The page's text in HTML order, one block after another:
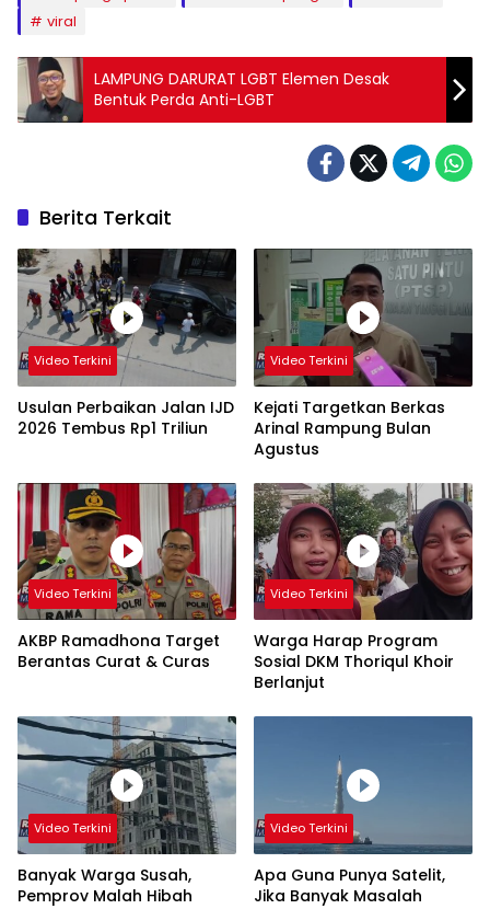
viral
LAMPUNG DARURAT LGBT Elemen Desak
Bentuk Perda Anti-LGBT
Berita Terkait
Video Terkini
Usulan Perbaikan Jalan IJD
2026 Tembus Rp1 Triliun
Video Terkini
Kejati Targetkan Berkas
Arinal Rampung Bulan
Agustus
Video Terkini
AKBP Ramadhona Target
Berantas Curat & Curas
Video Terkini
Warga Harap Program
Sosial DKM Thoriqul Khoir
Berlanjut
Video Terkini
Banyak Warga Susah,
Pemprov Malah Hibah
Video Terkini
Apa Guna Punya Satelit,
Jika Banyak Masalah